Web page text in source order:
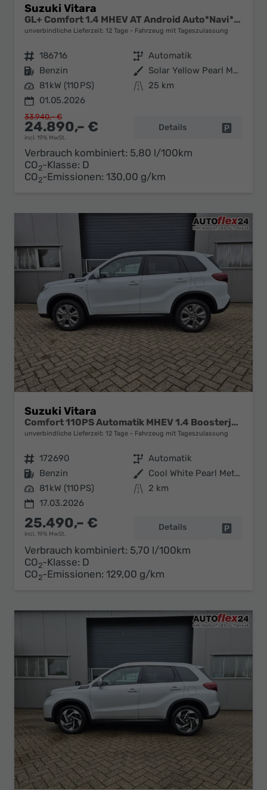
Suzuki Vitara
GL+ Comfort 1.4 MHEV AT Android Auto*Navi*SHZ*ACC*Kamera*Klimauto*LED*PrivacyGlas
unverbindliche Lieferzeit: 12 Tage Fahrzeug mit Tageszulassung
Fahrzeugnr. 186716 Getriebe Automatik
Kraftstoff Benzin Außenfarbe
Solar Yellow Pearl Metallic / Cosmic Black Pearl Metallic
Leistung 81 kW (110 PS) Kilometerstand
25 km
01.05.2026
24.890,– €
incl. 19% MwSt.
33.940,– €
Details
Verbrauch kombiniert: 5,80 l/100km
CO2-Klasse: D
CO2-Emissionen: 130,00 g/km
Suzuki Vitara
Comfort 110PS Automatik MHEV 1.4 Boosterjet Klimaautomatik Sitzheizung Navi ACC PDC Rückf.Kamera Suzuki-Radio Apple CarPlay Android Auto Touchscreen 2xKeyless 17-LM
unverbindliche Lieferzeit: 12 Tage Fahrzeug mit Tageszulassung
Fahrzeugnr. 172690 Getriebe Automatik
Kraftstoff Benzin Außenfarbe
Cool White Pearl Metallic
Leistung 81 kW (110 PS) Kilometerstand
2 km
17.03.2026
25.490,– €
incl. 19% MwSt.
Details
Verbrauch kombiniert: 5,70 l/100km
CO2-Klasse: D
CO2-Emissionen: 129,00 g/km